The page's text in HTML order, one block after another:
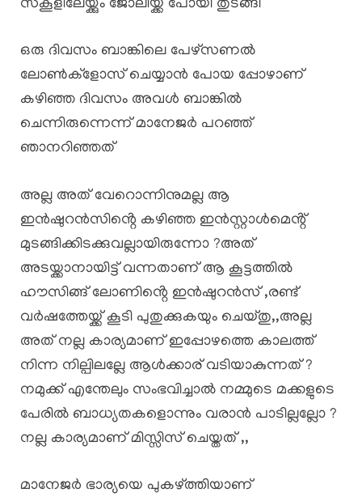
സ്കൂളിലേയ്ക്കും ജോലിയ്ക്ക് പോയി തുടങ്ങി
ഒരു ദിവസം ബാങ്കിലെ പേഴ്സണൽ
ലോൺക്ളോസ് ചെയ്യാൻ പോയ പ്പോഴാണ്
കഴിഞ്ഞ ദിവസം അവൾ ബാങ്കിൽ
ചെന്നിരുന്നെന്ന് മാനേജർ പറഞ്ഞ്
ഞാനറിഞ്ഞത്
അല്ല അത് വേറൊന്നിനുമല്ല ആ
ഇൻഷുറൻസിൻ്റെ കഴിഞ്ഞ ഇൻസ്റ്റാൾമെൻ്റ്
മുടങ്ങിക്കിടക്കുവല്ലായിരുന്നോ ?അത്
അടയ്ക്കാനായിട്ട് വന്നതാണ് ആ കൂട്ടത്തിൽ
ഹൗസിങ്ങ് ലോണിൻ്റെ ഇൻഷുറൻസ് ,രണ്ട്
വർഷത്തേയ്ക്ക് കൂടി പുതുക്കുകയും ചെയ്തു,,അല്ല
അത് നല്ല കാര്യമാണ് ഇപ്പോഴത്തെ കാലത്ത്
നിന്ന നില്പിലല്ലേ ആൾക്കാര് വടിയാകുന്നത് ?
നമുക്ക് എന്തേലും സംഭവിച്ചാൽ നമ്മുടെ മക്കളുടെ
പേരിൽ ബാധ്യതകളൊന്നും വരാൻ പാടില്ലല്ലോ ?
നല്ല കാര്യമാണ് മിസ്സിസ് ചെയ്തത് ,,
മാനേജർ ഭാര്യയെ പുകഴ്ത്തിയാണ്